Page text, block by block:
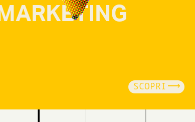
MARKETING
SCOPRI